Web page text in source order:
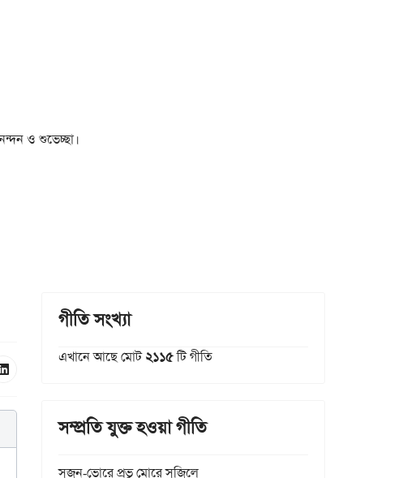
ও শুভেচ্ছা।
গীতি সংখ্যা
এখানে আছে মোট২১১৫টি গীতি
সম্প্রতি যুক্ত হওয়া গীতি
সৃজন-ভোরে প্রভু মোরে সৃজিলে